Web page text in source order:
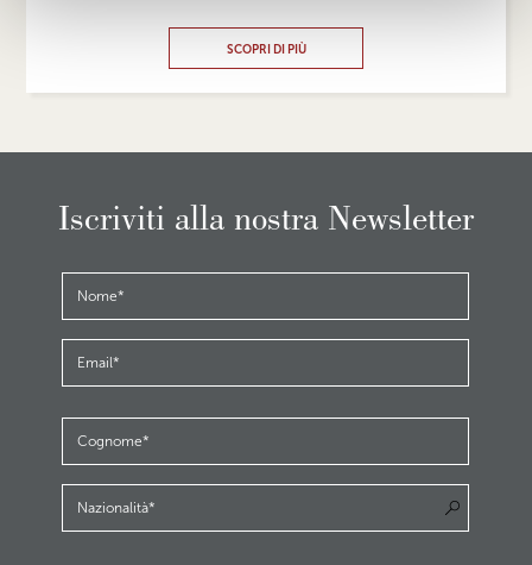
SCOPRI DI PIÙ
Iscriviti alla nostra Newsletter